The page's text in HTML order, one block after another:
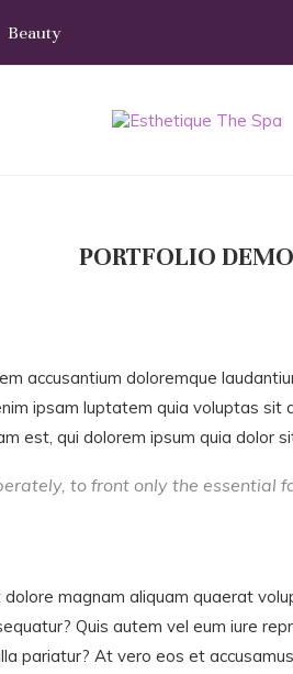
Beauty
PORTFOLIO
accusantium doloremque
ipsam luptatem quia voluptas
est, qui dolorem ipsum quia dolor
to front only the essential
magnam aliquam quaerat
Quis autem vel eum iure
pariatur? At vero eos et